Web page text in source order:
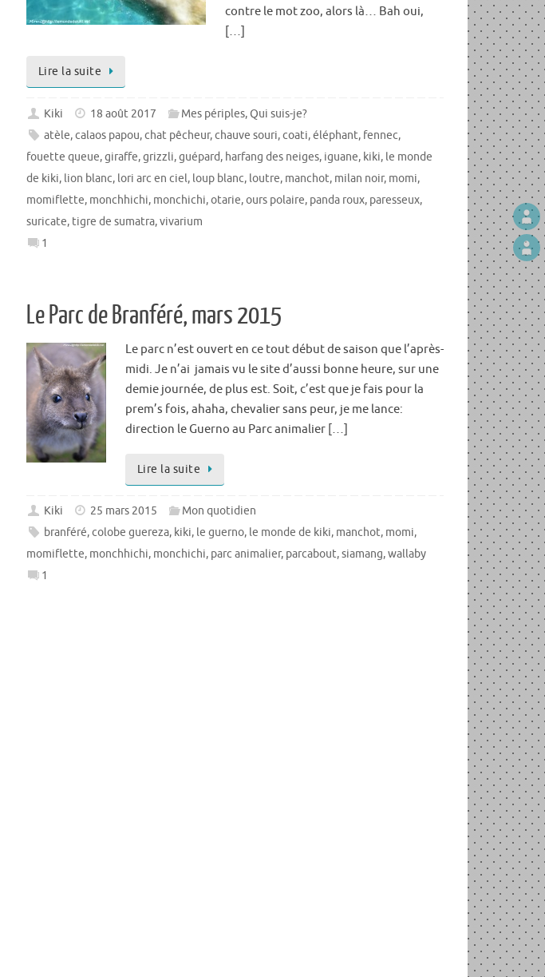
contre le mot zoo, alors là… Bah oui,
[…]
Lire la suite
Kiki 18 août 2017 Mes périples,Qui suis-je?
atèle,calaos papou,chat pêcheur,chauve souri,coati,éléphant, fennec,
fouette queue,giraffe,grizzli,guépard, harfang des neiges, iguane, kiki, le monde
de kiki, lion blanc, lori arc en ciel, loup blanc, loutre, manchot, milan noir, momi,
momiflette, monchhichi, monchichi,otarie,ours polaire, panda roux, paresseux,
suricate, tigre de sumatra,vivarium
1
Le Parc de Branféré, mars 2015
Le parc n’est ouvert en ce tout début de saison que l’après-
midi. Je n’ai jamais vu le site d’aussi bonne heure, sur une
demie journée, de plus est. Soit, c’est que je fais pour la
prem’s fois, ahaha, chevalier sans peur, je me lance:
direction le Guerno au Parc animalier […]
Lire la suite
Kiki 25 mars 2015
Mon quotidien
branféré,colobe guereza, kiki, le guerno, le monde de kiki, manchot, momi,
momiflette, monchhichi, monchichi, parc animalier, parcabout,siamang,wallaby
1